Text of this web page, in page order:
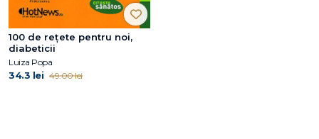
100 de reţete pentru noi,
diabeticii
Luiza Popa
34.3 lei 49.00 lei